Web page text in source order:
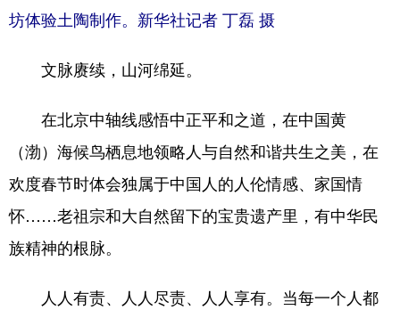
坊体验土陶制作。新华社记者 丁磊 摄
文脉赓续，山河绵延。
在北京中轴线感悟中正平和之道，在中国黄
（渤）海候鸟栖息地领略人与自然和谐共生之美，在
欢度春节时体会独属于中国人的人伦情感、家国情
怀……老祖宗和大自然留下的宝贵遗产里，有中华民
族精神的根脉。
人人有责、人人尽责、人人享有。当每一个人都